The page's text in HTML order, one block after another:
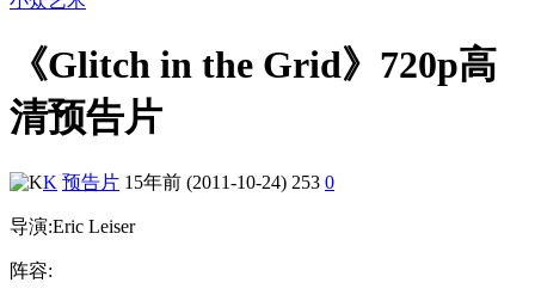
《Glitch in the Grid》720p高
清预告片
K 预告片 15年前 (2011-10-24) 253 0
导演:Eric Leiser
阵容: